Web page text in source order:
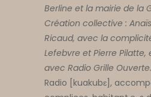
Berline et la mairie de la
Création collective :
Ricaud, avec la
Lefebvre et Pierre
avec Radio Grille Ouverte.
Radio [kuakubɛ],